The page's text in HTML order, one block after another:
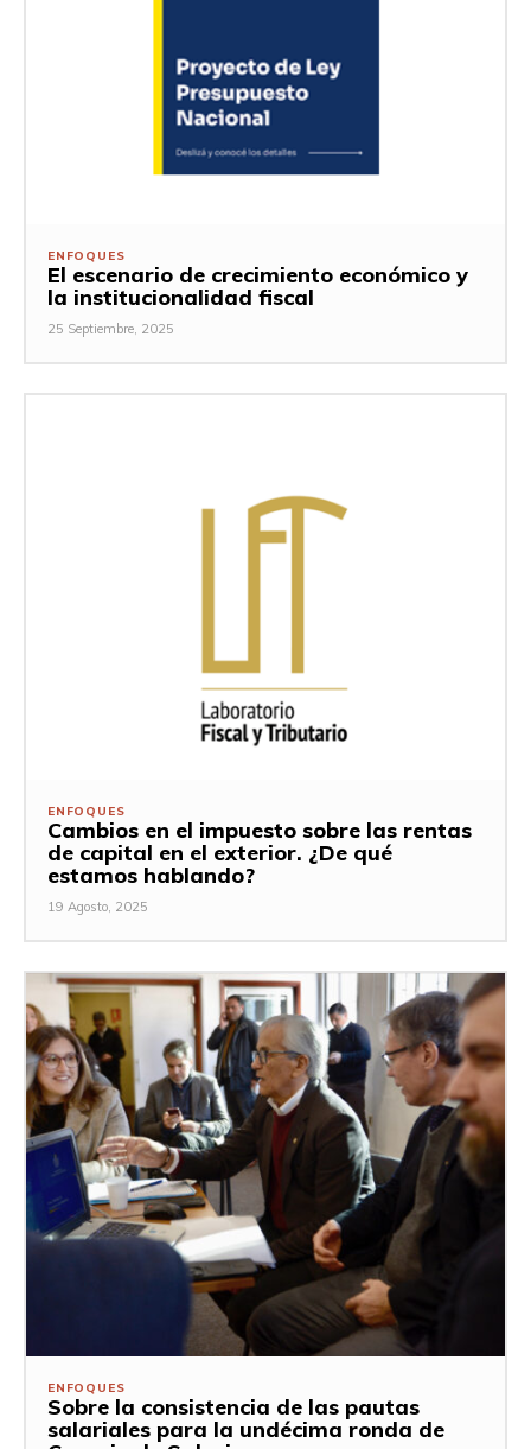
ENFOQUES
El escenario de crecimiento económico y
la institucionalidad fiscal
25 Septiembre, 2025
ENFOQUES
Cambios en el impuesto sobre las rentas
de capital en el exterior. ¿De qué
estamos hablando?
19 Agosto, 2025
ENFOQUES
Sobre la consistencia de las pautas
salariales para la undécima ronda de